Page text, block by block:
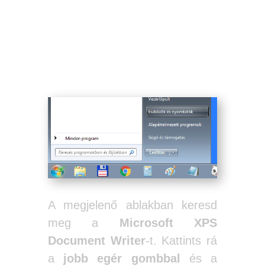
A megjelenő ablakban keresd
meg a Microsoft XPS
Document Writer-t. Kattints rá
a jobb egér gombbal
és a